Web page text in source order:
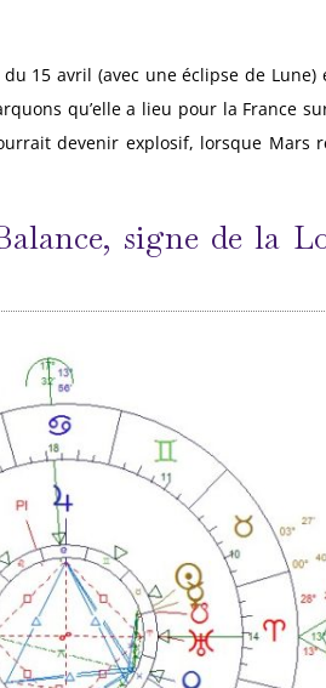
15 avril (avec une éclipse de
qu’elle a lieu pour la France
devenir explosif, lorsque Mars
signe de la